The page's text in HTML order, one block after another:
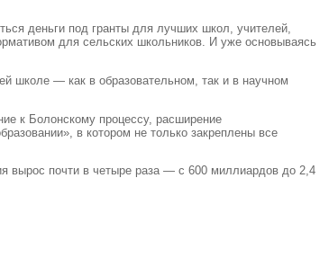
деньги под гранты для лучших школ, учителей,
для сельских школьников. И уже основываясь
школе — как в образовательном, так и в научном
к Болонскому процессу, расширение
в котором не только закреплены все
вырос почти в четыре раза — с 600 миллиардов до 2,4